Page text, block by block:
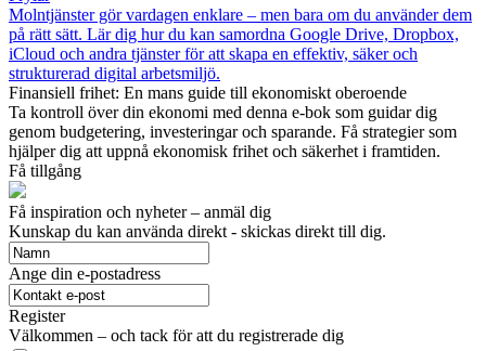
Molntjänster gör vardagen enklare – men bara om du använder dem
på rätt sätt. Lär dig hur du kan samordna Google Drive, Dropbox,
iCloud och andra tjänster för att skapa en effektiv, säker och
strukturerad digital arbetsmiljö.
Finansiell frihet: En mans guide till ekonomiskt oberoende
Ta kontroll över din ekonomi med denna e-bok som guidar dig
genom budgetering, investeringar och sparande. Få strategier som
hjälper dig att uppnå ekonomisk frihet och säkerhet i framtiden.
Få tillgång
Få inspiration och nyheter – anmäl dig
Kunskap du kan använda direkt - skickas direkt till dig.
Ange din e-postadress
Register
Välkommen – och tack för att du registrerade dig